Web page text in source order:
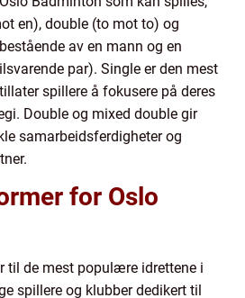
en), double (to mot to) og
av en mann og en
par). Single er den mest
spillere å fokusere på deres
Double og mixed double gir
samarbeidsferdigheter og
for Oslo
til de mest populære idrettene i
spillere og klubber dedikert til